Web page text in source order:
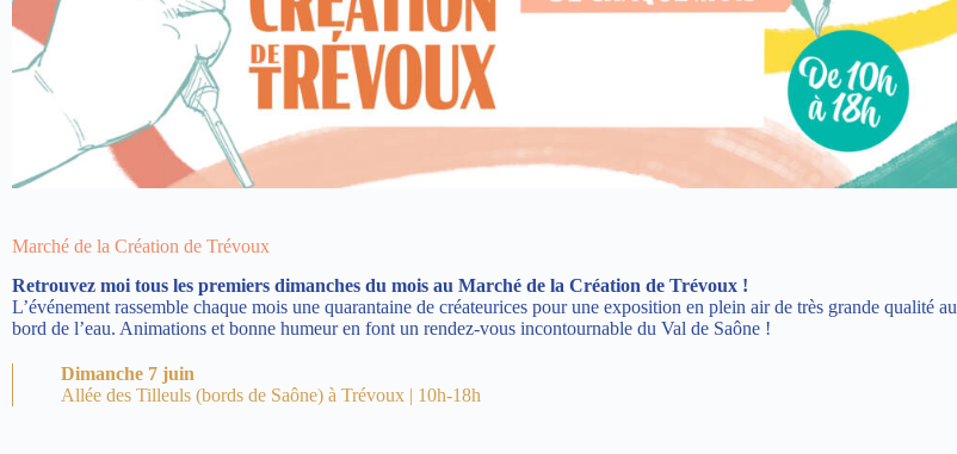
Marché de la Création de Trévoux
Retrouvez moi tous les premiers dimanches du mois au Marché de la Création de Trévoux !
L’événement rassemble chaque mois une quarantaine de créateurices pour une exposition en plein air de très grande qualité au
bord de l’eau. Animations et bonne humeur en font un rendez-vous incontournable du Val de Saône !
Dimanche 7 juin
Allée des Tilleuls (bords de Saône) à Trévoux | 10h-18h